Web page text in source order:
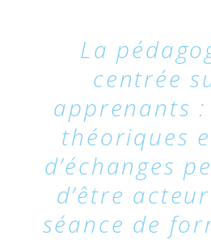
La
centrée
apprenants :
théoriques
d’échanges
d’être
séance de